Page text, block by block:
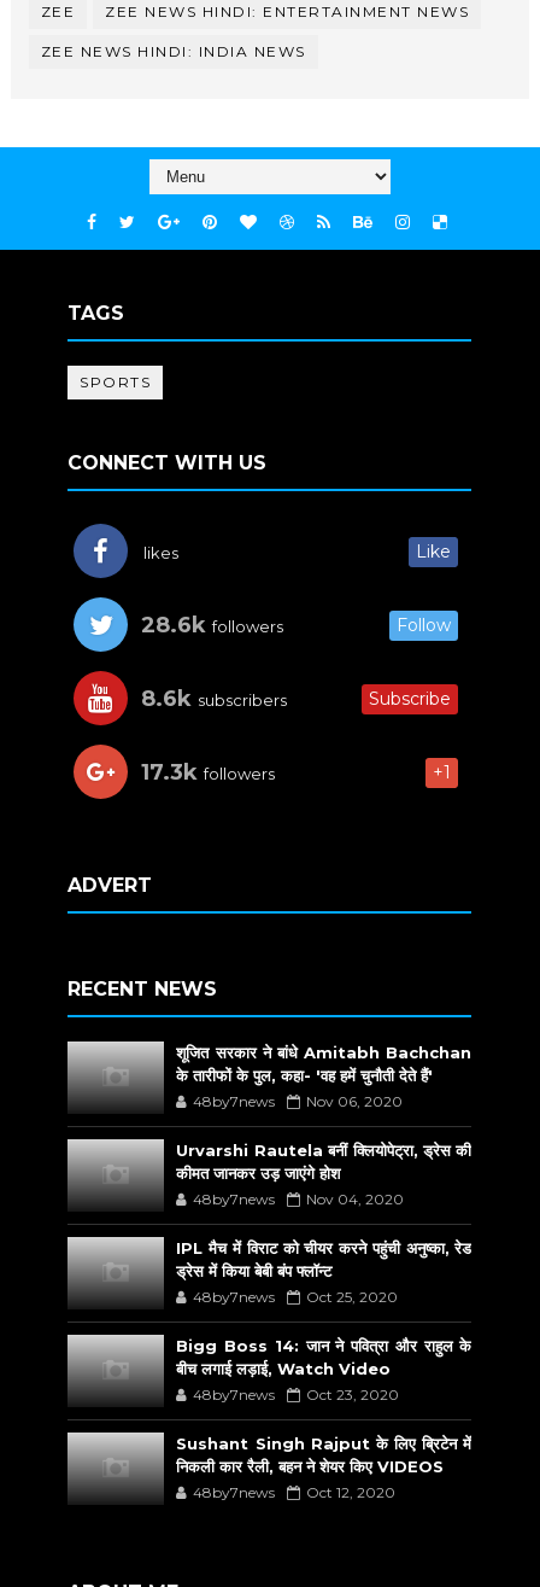
ZEE ZEE NEWS HINDI: ENTERTAINMENT NEWS
ZEE NEWS HINDI: INDIA NEWS
TAGS
SPORTS
CONNECT WITH US
likes Like
28.6k followers Follow
8.6k subscribers Subscribe
17.3k followers +1
ADVERT
RECENT NEWS
शूजित सरकार ने बांधे Amitabh Bachchan
के तारीफों के पुल, कहा- 'वह हमें चुनौती देते हैं'
48by7news Nov 06, 2020
Urvarshi Rautela बनीं क्लियोपेट्रा, ड्रेस की
कीमत जानकर उड़ जाएंगे होश
48by7news Nov 04, 2020
IPL मैच में विराट को चीयर करने पहुंची अनुष्का, रेड
ड्रेस में किया बेबी बंप फ्लॉन्ट
48by7news Oct 25, 2020
Bigg Boss 14: जान ने पवित्रा और राहुल के
बीच लगाई लड़ाई, Watch Video
48by7news Oct 23, 2020
Sushant Singh Rajput के लिए ब्रिटेन में
निकली कार रैली, बहन ने शेयर किए VIDEOS
48by7news Oct 12, 2020